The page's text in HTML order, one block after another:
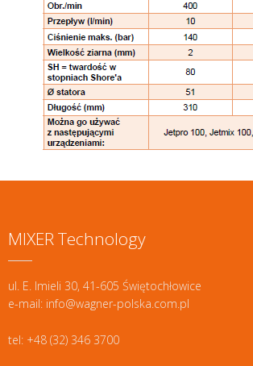
MIXER Technology
ul. E. Imieli 30, 41-605 Świętochłowice
e-mail: info@wagner-polska.com.pl
tel: +48 (32) 346 3700